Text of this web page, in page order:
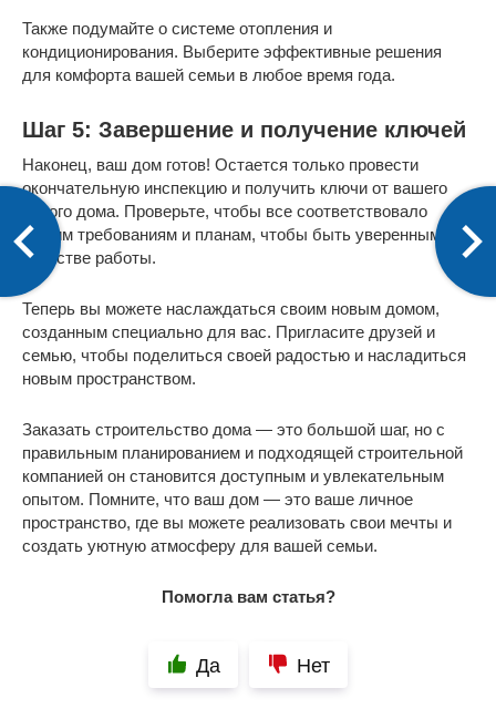
Также подумайте о системе отопления и
кондиционирования. Выберите эффективные решения
для комфорта вашей семьи в любое время года.
Шаг 5: Завершение и получение ключей
Наконец, ваш дом готов! Остается только провести
окончательную инспекцию и получить ключи от вашего
нового дома. Проверьте, чтобы все соответствовало
вашим требованиям и планам, чтобы быть уверенным в
качестве работы.
Теперь вы можете наслаждаться своим новым домом,
созданным специально для вас. Пригласите друзей и
семью, чтобы поделиться своей радостью и насладиться
новым пространством.
Заказать строительство дома — это большой шаг, но с
правильным планированием и подходящей строительной
компанией он становится доступным и увлекательным
опытом. Помните, что ваш дом — это ваше личное
пространство, где вы можете реализовать свои мечты и
создать уютную атмосферу для вашей семьи.
Помогла вам статья?
Да Нет